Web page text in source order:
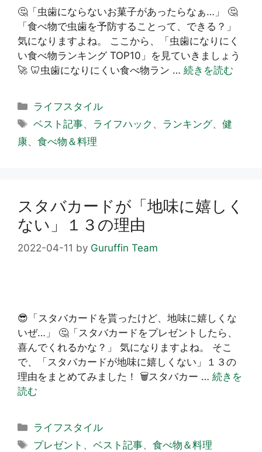
🤔「虫歯にならないお菓子があったらなぁ…」 🤔
「食べ物で虫歯を予防することって、できる？」
気になりますよね。 ここから、「虫歯になりにく
い食べ物ランキング TOP10」を見ていきましょう
🚀 🦷虫歯になりにくい食べ物ラン … 続きを読む
カ
テ
リ
ライフスタイル
タ
グ
ベスト記事、 ライフハック 、 ランキング、健
康、 食べ物＆料理
スタバカードが「地味に嬉しく
ない」１３の理由
2022-04-11 by Guruffin Team
😎「スタバカードを貰ったけど、地味に嬉しくな
いぜ…」 🤔「スタバカードをプレゼントしたら、
喜んでくれるかな？」 気になりますよね。 そこ
で、「スタバカードが地味に嬉しくない」１３の
理由をまとめてみました！ 🗑️スタバカー … 続きを
読む
カ
テ
ライフスタイル
タ
プレゼント 、ベスト記事、食べ物＆料理